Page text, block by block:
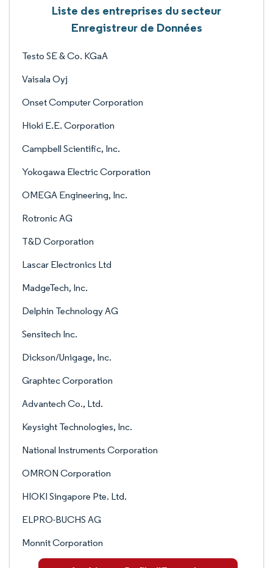
Liste des entreprises du secteur
Enregistreur de Données
Testo SE & Co. KGaA
Vaisala Oyj
Onset Computer Corporation
Hioki E.E. Corporation
Campbell Scientific, Inc.
Yokogawa Electric Corporation
OMEGA Engineering, Inc.
Rotronic AG
T&D Corporation
Lascar Electronics Ltd
MadgeTech, Inc.
Delphin Technology AG
Sensitech Inc.
Dickson/Unigage, Inc.
Graphtec Corporation
Advantech Co., Ltd.
Keysight Technologies, Inc.
National Instruments Corporation
OMRON Corporation
HIOKI Singapore Pte. Ltd.
ELPRO-BUCHS AG
Monnit Corporation